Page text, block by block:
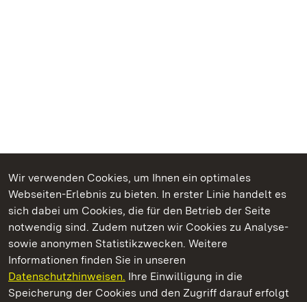
Wir verwenden Cookies, um Ihnen ein optimales
Webseiten-Erlebnis zu bieten. In erster Linie handelt es
sich dabei um Cookies, die für den Betrieb der Seite
notwendig sind. Zudem nutzen wir Cookies zu Analyse-
sowie anonymen Statistikzwecken. Weitere
Informationen finden Sie in unseren
Datenschutzhinweisen. Ihre Einwilligung in die
Speicherung der Cookies und den Zugriff darauf erfolgt
Kommen. Staunen. Genießen.
Staatliche Schlösser und Gärten Baden‑Württemberg